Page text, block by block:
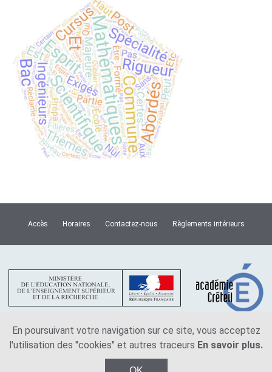
En poursuivant votre navigation sur ce site, vous acceptez
l'utilisation des "cookies" et autres traceurs En savoir plus.
Accès Horaires Contactez-nous Règlements intérieurs
Plan du site Mentions légales